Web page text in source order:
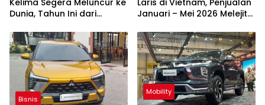
Dunia, Tahun Ini dari
Januari – Mei 2026 Melejit
Bisnis
Mobility